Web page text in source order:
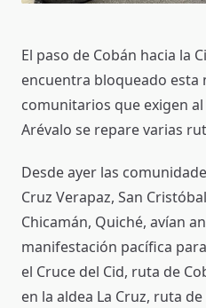
El paso de Cobán hacia la
encuentra bloqueado esta
comunitarios que exigen
Arévalo se repare varias
Desde ayer las
Cruz Verapaz, San
Chicamán, Quiché, avían
manifestación pacífica
el Cruce del Cid, ruta de
en la aldea La Cruz, ruta